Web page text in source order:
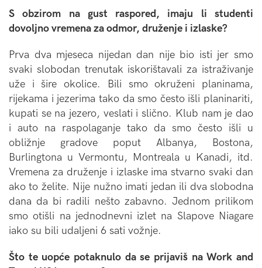
S obzirom na gust raspored, imaju li studenti
dovoljno vremena za odmor, druženje i izlaske?
Prva dva mjeseca nijedan dan nije bio isti jer smo
svaki slobodan trenutak iskorištavali za istraživanje
uže i šire okolice. Bili smo okruženi planinama,
rijekama i jezerima tako da smo često išli planinariti,
kupati se na jezero, veslati i slično. Klub nam je dao
i auto na raspolaganje tako da smo često išli u
obližnje gradove poput Albanya, Bostona,
Burlingtona u Vermontu, Montreala u Kanadi, itd.
Vremena za druženje i izlaske ima stvarno svaki dan
ako to želite. Nije nužno imati jedan ili dva slobodna
dana da bi radili nešto zabavno. Jednom prilikom
smo otišli na jednodnevni izlet na Slapove Niagare
iako su bili udaljeni 6 sati vožnje.
Što te uopće potaknulo da se prijaviš na Work and